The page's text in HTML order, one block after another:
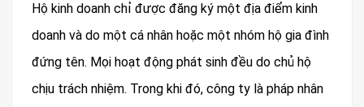
Hộ kinh doanh chỉ được đăng ký một địa điểm kinh
doanh và do một cá nhân hoặc một nhóm hộ gia đình
đứng tên. Mọi hoạt động phát sinh đều do chủ hộ
chịu trách nhiệm. Trong khi đó, công ty là pháp nhân